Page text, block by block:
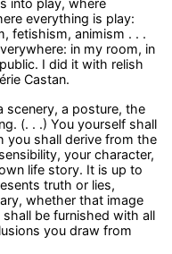
everything is play:
fetishism, animism . . .
in my room, in
I did it with relish
Castan.
scenery, a posture, the
(. . .) You yourself shall
you shall derive from the
your character,
life story. It is up to
truth or lies,
whether that image
be furnished with all
you draw from